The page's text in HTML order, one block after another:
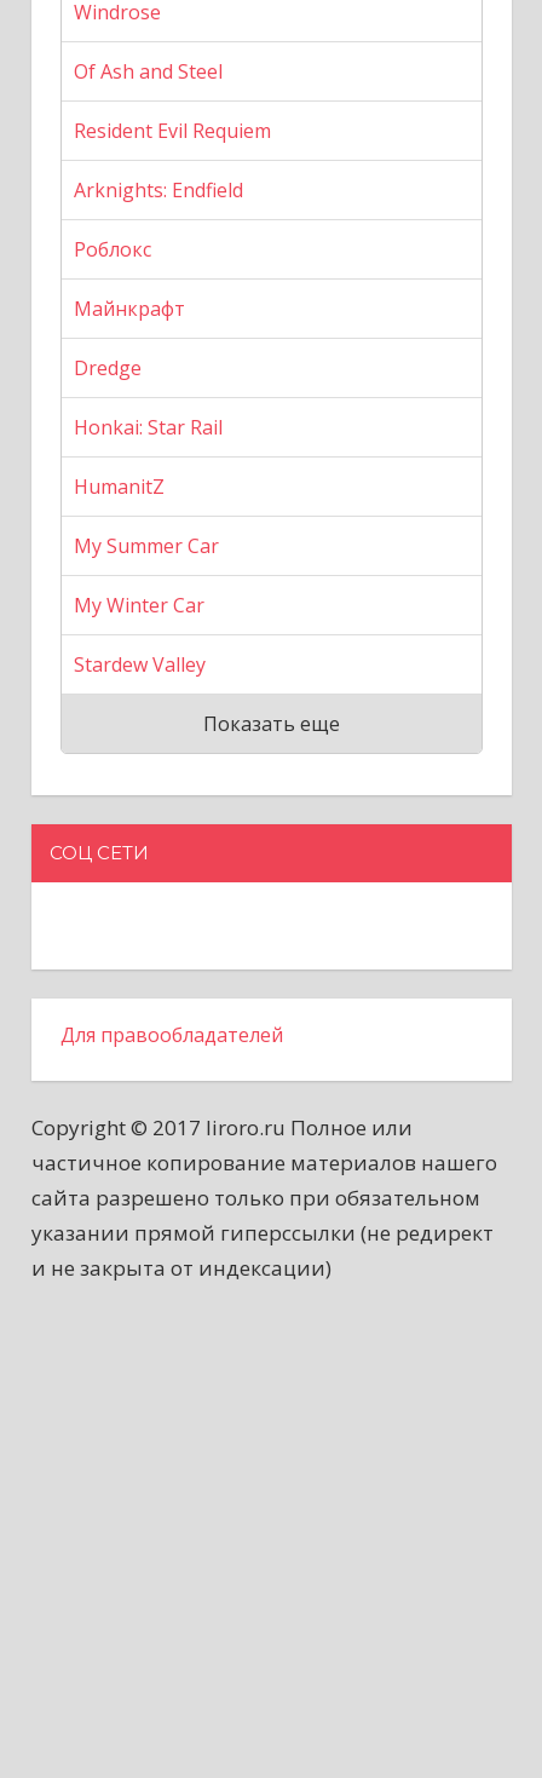
Windrose
Of Ash and Steel
Resident Evil Requiem
Arknights: Endfield
Роблокс
Майнкрафт
Dredge
Honkai: Star Rail
HumanitZ
My Summer Car
My Winter Car
Stardew Valley
Показать еще
СОЦ СЕТИ
Для правообладателей
Copyright © 2017 liroro.ru Полное или
частичное копирование материалов нашего
сайта разрешено только при обязательном
указании прямой гиперссылки (не редирект
и не закрыта от индексации)